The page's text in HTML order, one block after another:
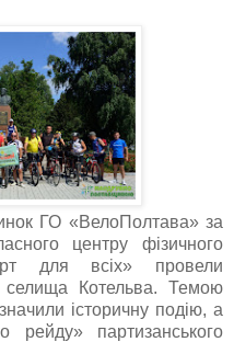
ГО «ВелоПолтава» за
центру фізичного
для всіх» провели
селища Котельва. Темою
історичну подію, а
рейду» партизанського